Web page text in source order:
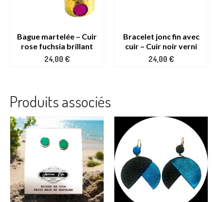
Bague martelée – Cuir
rose fuchsia brillant
24,00 €
Bracelet jonc fin avec
cuir – Cuir noir verni
24,00 €
Produits associés